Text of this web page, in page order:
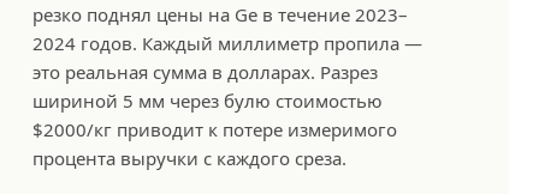
резко поднял цены на Ge в течение 2023–
2024 годов. Каждый миллиметр пропила —
это реальная сумма в долларах. Разрез
шириной 5 мм через булю стоимостью
$2000/кг приводит к потере измеримого
процента выручки с каждого среза.